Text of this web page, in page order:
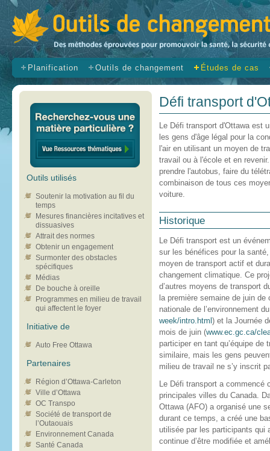
Planification Outils de changement Études de cas
Outils utilisés
Soutenir la motivation au fil du
temps
Mesures financières incitatives et
dissuasives
Attrait des normes
Obtenir un engagement
Surmonter des obstacles
spécifiques
Médias
De bouche à oreille
Programmes en milieu de travail
qui affectent le foyer
Initiative de
Auto Free Ottawa
Partenaires
Région d’Ottawa-Carleton
Ville d’Ottawa
OC Transpo
Société de transport de
l’Outaouais
Environnement Canada
Santé Canada
Défi transport
Le Défi transport d'Ottawa est
les gens d'âge légal pour la
l'air en utilisant un moyen de
travail ou à l'école et en
prendre l'autobus, faire du
combinaison de tous ces
voiture.
Historique
Le Défi transport est un
sur les bénéfices pour la
moyen de transport actif et
changement climatique. Ce
d’autres moyens de transport
la première semaine de juin
nationale de l’environnement
week/intro.html ) et la Journée
mois de juin (www.ec.gc.ca/
participer en tant qu’équipe
similaire, mais les gens
milieu de travail ne s’y inscrit
Le Défi transport a commencé
principales villes du Canada.
Ottawa (AFO) a organisé une
durant ce temps, a créé une
utilisée par les participants qui
continue d’être modifiée et